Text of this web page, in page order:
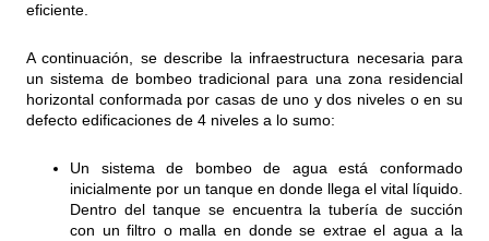
eficiente.
A continuación, se describe la infraestructura necesaria para
un sistema de bombeo tradicional para una zona residencial
horizontal conformada por casas de uno y dos niveles o en su
defecto edificaciones de 4 niveles a lo sumo:
Un sistema de bombeo de agua está conformado
inicialmente por un tanque en donde llega el vital líquido.
Dentro del tanque se encuentra la tubería de succión
con un filtro o malla en donde se extrae el agua a la